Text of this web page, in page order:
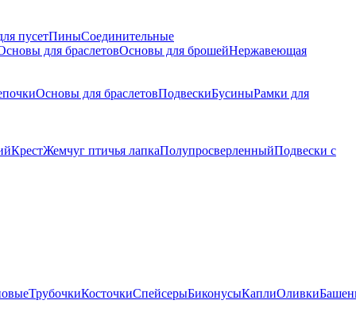
пусетПиныСоединительные
для браслетовОсновы для брошейНержавеющая
Основы для браслетовПодвескиБусиныРамки для
КрестЖемчуг птичья лапкаПолупросверленныйПодвески с
ТрубочкиКосточкиСпейсерыБиконусыКаплиОливки